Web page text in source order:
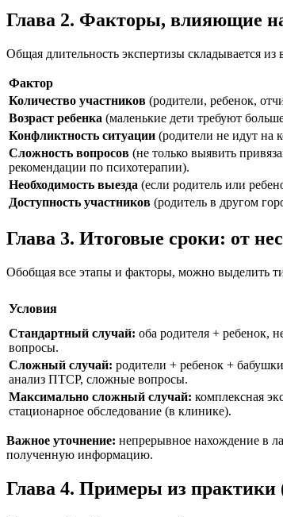
Глава 2. Факторы, влияющие
Общая длительность экспертизы складывается
Фактор
Количество участников (родители, ребенок,
Возраст ребенка (маленькие дети требуют
Конфликтность ситуации (родители не идут на
Сложность вопросов (не только выявить
рекомендации по психотерапии).
Необходимость выезда (если родитель или
Доступность участников (родитель в другом
Глава 3. Итоговые сроки: от
Обобщая все этапы и факторы, можно выделить
Условия
Стандартный случай: оба родителя + ребенок,
вопросы.
Сложный случай: родители + ребенок +
анализ ПТСР, сложные вопросы.
Максимально сложный случай: комплексная
стационарное обследование (в клинике).
Важное уточнение: непрерывное нахождение в
полученную информацию.
Глава 4. Примеры из